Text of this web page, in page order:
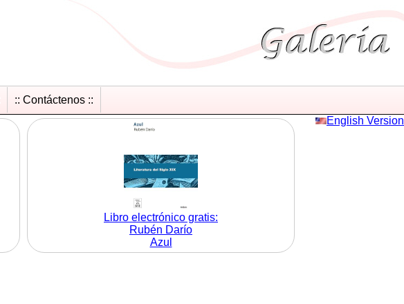
:: Contáctenos ::
English Version
Libro electrónico gratis:
Rubén Darío
Azul